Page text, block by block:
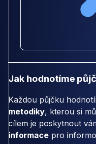
Jak hodnotíme
Každou půjčku
metodiky, kterou si
cílem je poskytnout
informace pro